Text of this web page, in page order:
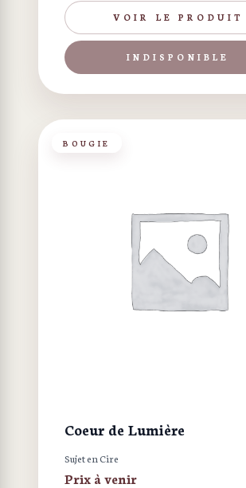
VOIR LE PRODUIT
INDISPONIBLE
BOUGIE
Coeur de Lumière
Sujet en Cire
Prix à venir